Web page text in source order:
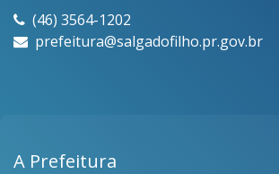
(46) 3564-1202
prefeitura@salgadofilho.pr.gov.br
A Prefeitura